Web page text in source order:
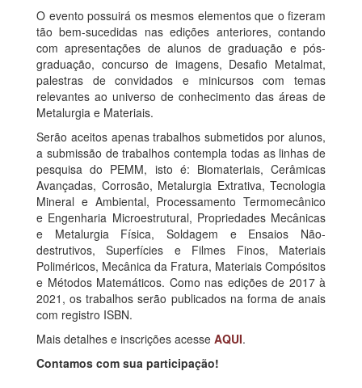
O evento possuirá os mesmos elementos que o fizeram
tão bem-sucedidas nas edições anteriores, contando
com apresentações de alunos de graduação e pós-
graduação, concurso de imagens, Desafio Metalmat,
palestras de convidados e minicursos com temas
relevantes ao universo de conhecimento das áreas de
Metalurgia e Materiais.
Serão aceitos apenas trabalhos submetidos por alunos,
a submissão de trabalhos contempla todas as linhas de
pesquisa do PEMM, isto é: Biomateriais, Cerâmicas
Avançadas, Corrosão, Metalurgia Extrativa, Tecnologia
Mineral e Ambiental, Processamento Termomecânico
e Engenharia Microestrutural, Propriedades Mecânicas
e Metalurgia Física, Soldagem e Ensaios Não-
destrutivos, Superfícies e Filmes Finos, Materiais
Poliméricos, Mecânica da Fratura, Materiais Compósitos
e Métodos Matemáticos. Como nas edições de 2017 à
2021, os trabalhos serão publicados na forma de anais
com registro ISBN.
Mais detalhes e inscrições acesse AQUI.
Contamos com sua participação!